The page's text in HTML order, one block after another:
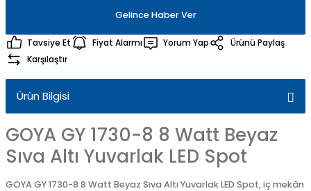
Gelince Haber Ver
Tavsiye Et Fiyat Alarmı Yorum Yap
Ürünü Paylaş
Karşılaştır
Ürün Bilgisi
GOYA GY 1730-8 8 Watt Beyaz
Sıva Altı Yuvarlak LED Spot
GOYA GY 1730-8 8 Watt Beyaz Sıva Altı Yuvarlak LED Spot, iç mekân